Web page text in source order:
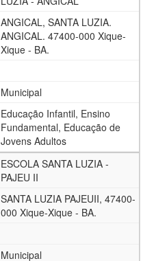
ANGICAL, SANTA LUZIA.
ANGICAL. 47400-000 Xique-
Xique - BA.
Municipal
Educação Infantil, Ensino
Fundamental, Educação de
Jovens Adultos
ESCOLA SANTA LUZIA -
PAJEU II
SANTA LUZIA PAJEUII, 47400-
000 Xique-Xique - BA.
Municipal